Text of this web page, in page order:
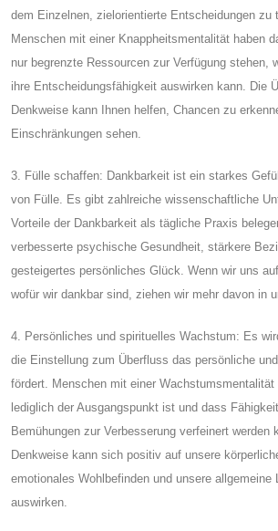
dem Einzelnen, zielorientierte Entscheidungen zu
Menschen mit einer Knappheitsmentalität haben
nur begrenzte Ressourcen zur Verfügung stehen,
ihre Entscheidungsfähigkeit auswirken kann. Die
Denkweise kann Ihnen helfen, Chancen zu
Einschränkungen sehen.
3. Fülle schaffen: Dankbarkeit ist ein starkes
von Fülle. Es gibt zahlreiche wissenschaftliche
Vorteile der Dankbarkeit als tägliche Praxis
verbesserte psychische Gesundheit, stärkere
gesteigertes persönliches Glück. Wenn wir uns
wofür wir dankbar sind, ziehen wir mehr davon in
4. Persönliches und spirituelles Wachstum: Es
die Einstellung zum Überfluss das persönliche
fördert. Menschen mit einer
lediglich der Ausgangspunkt ist und dass
Bemühungen zur Verbesserung verfeinert werden
Denkweise kann sich positiv auf unsere
emotionales Wohlbefinden und unsere allgemeine
auswirken.